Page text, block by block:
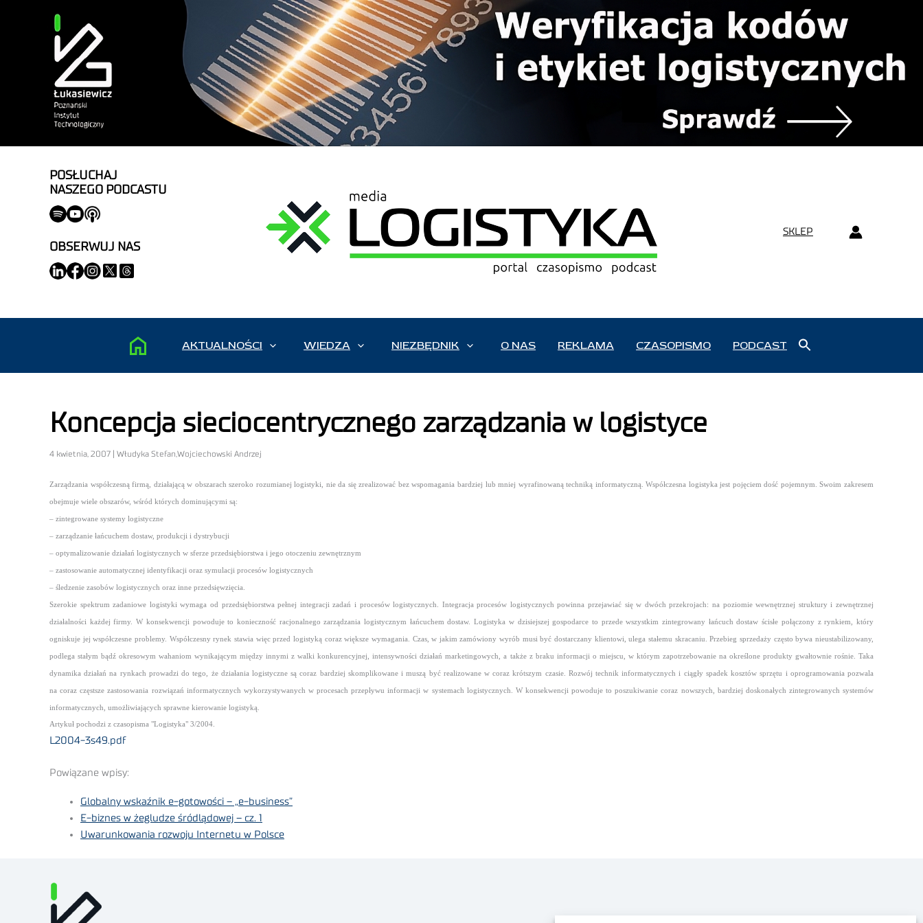
POSŁUCHAJ
NASZEGO PODCASTU
OBSERWUJ NAS
SKLEP
AKTUALNOŚCI WIEDZA NIEZBĘDNIK O NAS REKLAMA CZASOPISMO PODCAST
Koncepcja sieciocentrycznego zarządzania w logistyce
4 kwietnia, 2007 | Włudyka Stefan,Wojciechowski Andrzej
Zarządzania współczesną firmą, działającą w obszarach szeroko rozumianej logistyki, nie da się zrealizować bez wspomagania bardziej lub mniej wyrafinowaną techniką informatyczną. Współczesna logistyka jest pojęciem dość pojemnym. Swoim zakresem
obejmuje wiele obszarów, wśród których dominującymi są:
– zintegrowane systemy logistyczne
– zarządzanie łańcuchem dostaw, produkcji i dystrybucji
– optymalizowanie działań logistycznych w sferze przedsiębiorstwa i jego otoczeniu zewnętrznym
– zastosowanie automatycznej identyfikacji oraz symulacji procesów logistycznych
– śledzenie zasobów logistycznych oraz inne przedsięwzięcia.
Szerokie spektrum zadaniowe logistyki wymaga od przedsiębiorstwa pełnej integracji zadań i procesów logistycznych. Integracja procesów logistycznych powinna przejawiać się w dwóch przekrojach: na poziomie wewnętrznej struktury i zewnętrznej
działalności każdej firmy. W konsekwencji powoduje to konieczność racjonalnego zarządzania logistycznym łańcuchem dostaw. Logistyka w dzisiejszej gospodarce to przede wszystkim zintegrowany łańcuch dostaw ścisłe połączony z rynkiem, który
ogniskuje jej współczesne problemy. Współczesny rynek stawia więc przed logistyką coraz większe wymagania. Czas, w jakim zamówiony wyrób musi być dostarczany klientowi, ulega stałemu skracaniu. Przebieg sprzedaży często bywa nieustabilizowany,
podlega stałym bądź okresowym wahaniom wynikającym między innymi z walki konkurencyjnej, intensywności działań marketingowych, a także z braku informacji o miejscu, w którym zapotrzebowanie na określone produkty gwałtownie rośnie. Taka
dynamika działań na rynkach prowadzi do tego, że działania logistyczne są coraz bardziej skomplikowane i muszą być realizowane w coraz krótszym czasie. Rozwój technik informatycznych i ciągły spadek kosztów sprzętu i oprogramowania pozwala
na coraz częstsze zastosowania rozwiązań informatycznych wykorzystywanych w procesach przepływu informacji w systemach logistycznych. W konsekwencji powoduje to poszukiwanie coraz nowszych, bardziej doskonałych zintegrowanych systemów
informatycznych, umożliwiających sprawne kierowanie logistyką.
Artykuł pochodzi z czasopisma "Logistyka" 3/2004.
L2004-3s49.pdf
Powiązane wpisy:
Globalny wskaźnik e-gotowości – „e-business”
E-biznes w żegludze śródlądowej – cz. 1
Uwarunkowania rozwoju Internetu w Polsce